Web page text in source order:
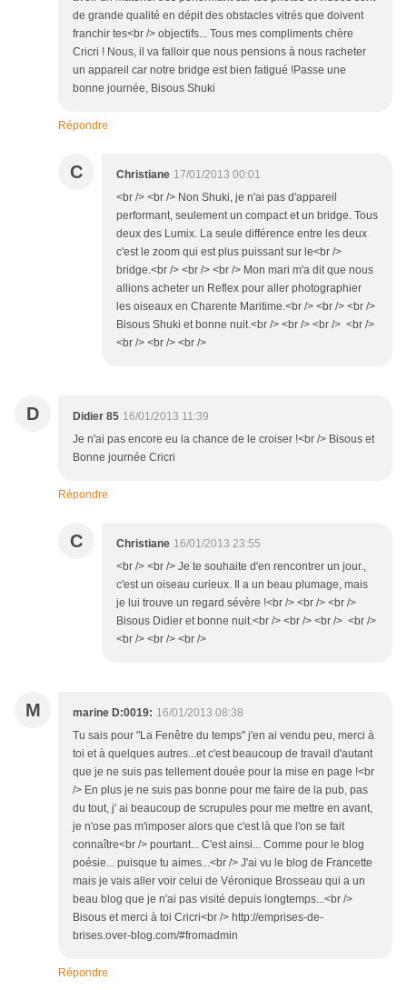
de grande qualité en dépit des obstacles vitrés que doivent
franchir tes<br /> objectifs... Tous mes compliments chère
Cricri ! Nous, il va falloir que nous pensions à nous racheter
un appareil car notre bridge est bien fatigué !Passe une
bonne journée, Bisous Shuki
Répondre
C Christiane 17/01/2013 00:01
<br /> <br /> Non Shuki, je n'ai pas d'appareil
performant, seulement un compact et un bridge. Tous
deux des Lumix. La seule différence entre les deux
c'est le zoom qui est plus puissant sur le<br />
bridge.<br /> <br /> <br /> Mon mari m'a dit que nous
allions acheter un Reflex pour aller photographier
les oiseaux en Charente Maritime.<br /> <br /> <br />
Bisous Shuki et bonne nuit.<br /> <br /> <br /> <br />
<br /> <br /> <br />
D Didier 85 16/01/2013 11:39
Je n'ai pas encore eu la chance de le croiser !<br /> Bisous et
Bonne journée Cricri
Répondre
C Christiane 16/01/2013 23:55
<br /> <br /> Je te souhaite d'en rencontrer un jour.,
c'est un oiseau curieux. Il a un beau plumage, mais
je lui trouve un regard sévère !<br /> <br /> <br />
Bisous Didier et bonne nuit.<br /> <br /> <br /> <br />
<br /> <br /> <br />
M marine D:0019: 16/01/2013 08:38
Tu sais pour "La Fenêtre du temps" j'en ai vendu peu, merci à
toi et à quelques autres...et c'est beaucoup de travail d'autant
que je ne suis pas tellement douée pour la mise en page !<br
/> En plus je ne suis pas bonne pour me faire de la pub, pas
du tout, j' ai beaucoup de scrupules pour me mettre en avant,
je n'ose pas m'imposer alors que c'est là que l'on se fait
connaître<br /> pourtant... C'est ainsi... Comme pour le blog
poésie... puisque tu aimes...<br /> J'ai vu le blog de Francette
mais je vais aller voir celui de Véronique Brosseau qui a un
beau blog que je n'ai pas visité depuis longtemps...<br />
Bisous et merci à toi Cricri<br /> http://emprises-de-
brises.over-blog.com/#fromadmin
Répondre